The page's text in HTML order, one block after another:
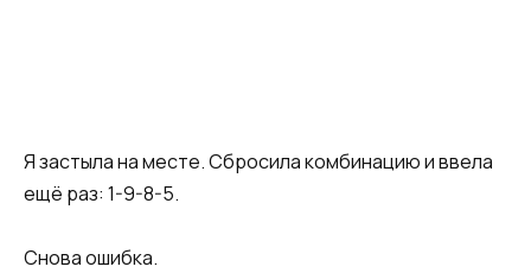
Я застыла на месте. Сбросила комбинацию и ввела
ещё раз: 1-9-8-5.
Снова ошибка.